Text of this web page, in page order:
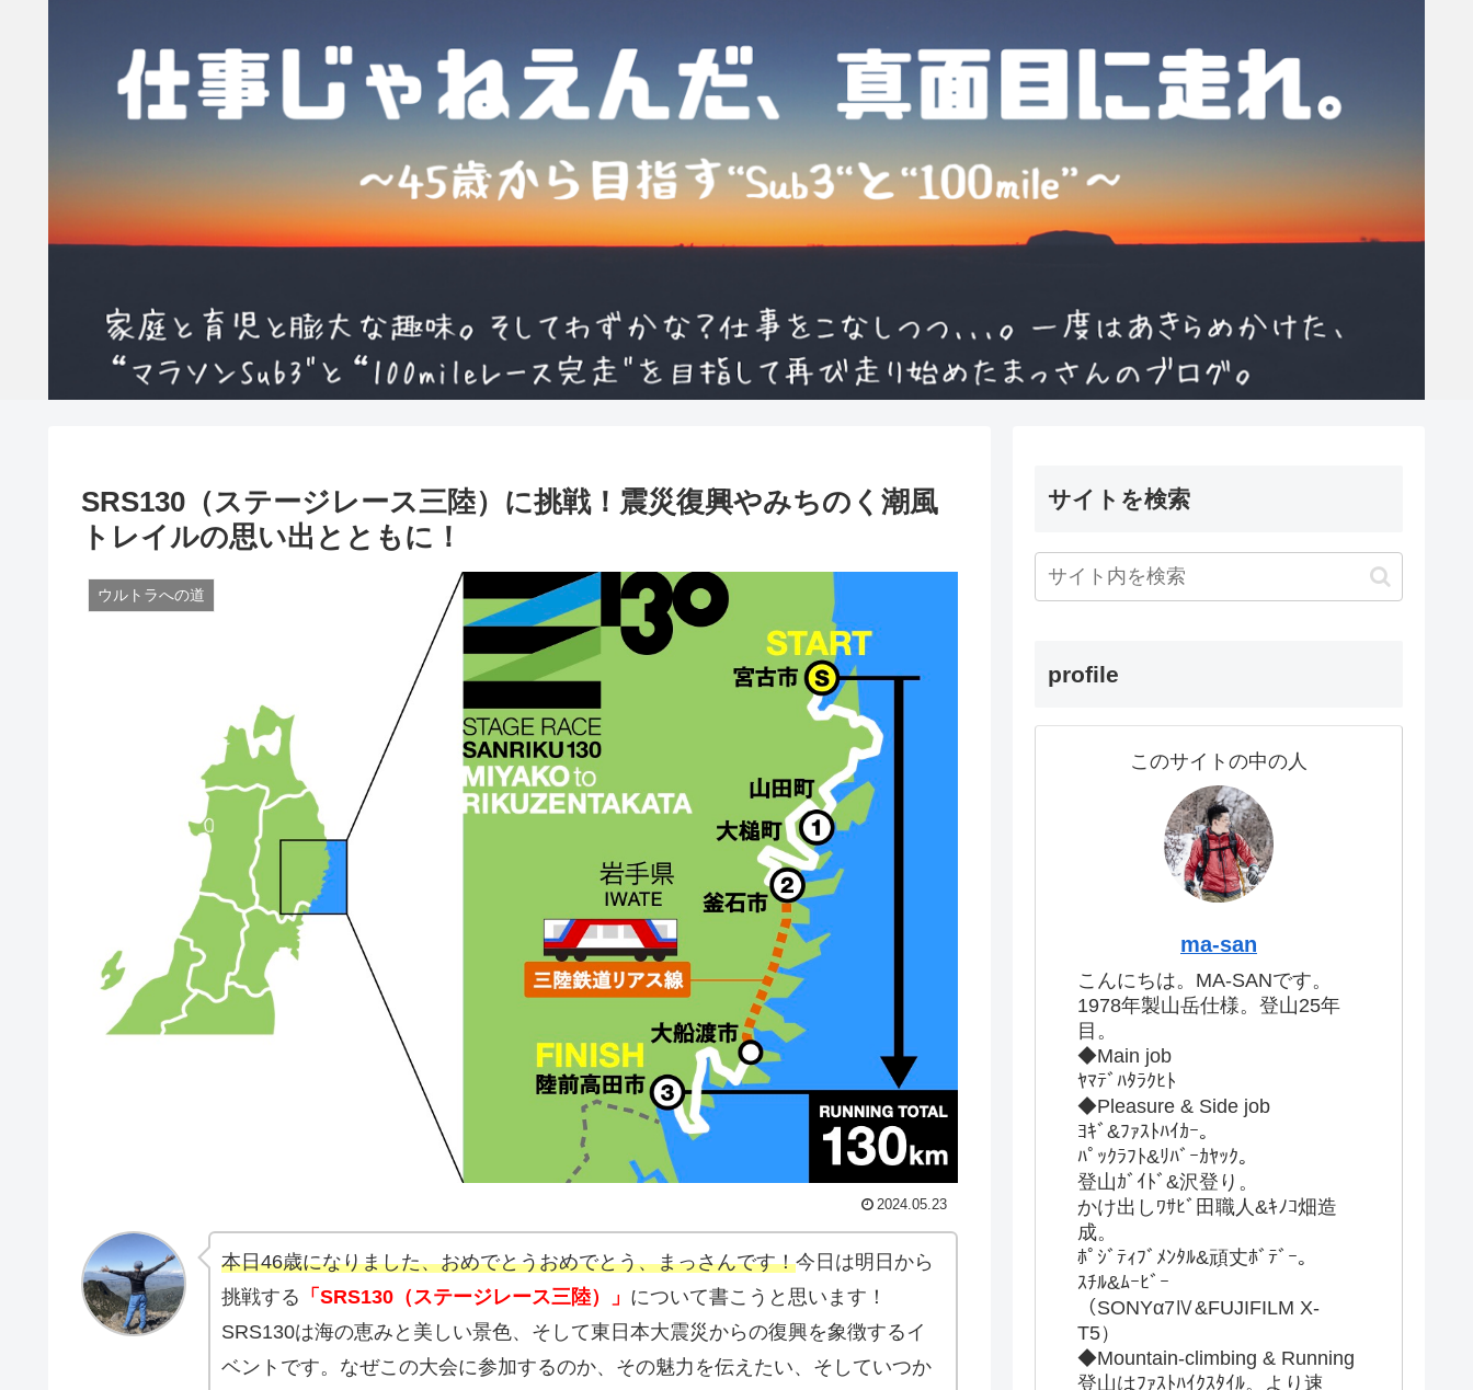
SRS130（ステージレース三陸）に挑戦！震災復興やみちのく潮風
トレイルの思い出とともに！
ウルトラへの道
2024.05.23
本日46歳になりました、おめでとうおめでとう、まっさんです！今日は明日から
挑戦する 「SRS130（ステージレース三陸）」 について書こうと思います！
SRS130は海の恵みと美しい景色、そして東日本大震災からの復興を象徴するイ
ベントです。なぜこの大会に参加するのか、その魅力を伝えたい、そしていつか
サイトを検索
profile
このサイトの中の人
ma-san
こんにちは。MA-SANです。
1978年製山岳仕様。登山25年
目。
◆Main job
ﾔﾏﾃﾞﾊﾀﾗｸﾋﾄ
◆Pleasure & Side job
ﾖｷﾞ&ﾌｧｽﾄﾊｲｶｰ。
ﾊﾟｯｸﾗﾌﾄ&ﾘﾊﾞｰｶﾔｯｸ。
登山ｶﾞｲﾄﾞ&沢登り。
かけ出しﾜｻﾋﾞ田職人&ｷﾉｺ畑造
成。
ﾎﾟｼﾞﾃｨﾌﾞﾒﾝﾀﾙ&頑丈ﾎﾞﾃﾞｰ。
ｽﾁﾙ&ﾑｰﾋﾞｰ
（SONYα7Ⅳ&FUJIFILM X-
T5）
◆Mountain-climbing & Running
登山はﾌｧｽﾄﾊｲｸｽﾀｲﾙ。より速